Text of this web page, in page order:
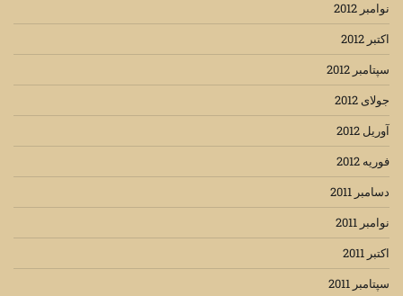
نوامبر 2012
اکتبر 2012
سپتامبر 2012
جولای 2012
آوریل 2012
فوریه 2012
دسامبر 2011
نوامبر 2011
اکتبر 2011
سپتامبر 2011